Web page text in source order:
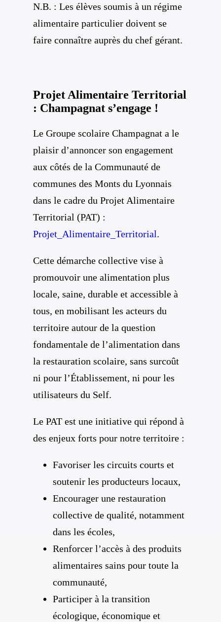
N.B. : Les élèves soumis à un régime
alimentaire particulier doivent se
faire connaître auprès du chef gérant.
Projet Alimentaire Territorial
: Champagnat s’engage !
Le Groupe scolaire Champagnat a le
plaisir d’annoncer son engagement
aux côtés de la Communauté de
communes des Monts du Lyonnais
dans le cadre du Projet Alimentaire
Territorial (PAT) :
Projet_Alimentaire_Territorial.
Cette démarche collective vise à
promouvoir une alimentation plus
locale, saine, durable et accessible à
tous, en mobilisant les acteurs du
territoire autour de la question
fondamentale de l’alimentation dans
la restauration scolaire, sans surcoût
ni pour l’Établissement, ni pour les
utilisateurs du Self.
Le PAT est une initiative qui répond à
des enjeux forts pour notre territoire :
Favoriser les circuits courts et
soutenir les producteurs locaux,
Encourager une restauration
collective de qualité, notamment
dans les écoles,
Renforcer l’accès à des produits
alimentaires sains pour toute la
communauté,
Participer à la transition
écologique, économique et